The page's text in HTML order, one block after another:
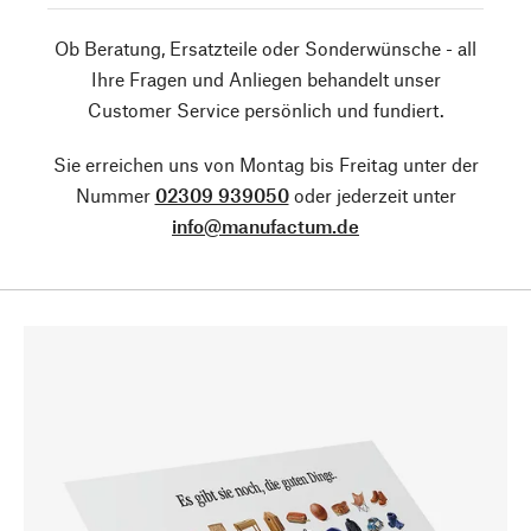
Ob Beratung, Ersatzteile oder Sonderwünsche - all
Ihre Fragen und Anliegen behandelt unser
Customer Service persönlich und fundiert.
Sie erreichen uns von Montag bis Freitag unter der
Nummer 02309 939050oder jederzeit unter
info@manufactum.de